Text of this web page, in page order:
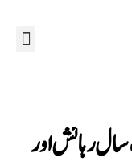
رہائش اور